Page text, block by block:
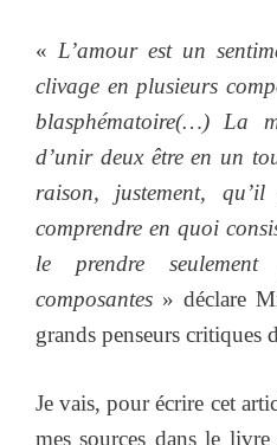
« L’amour est un
clivage en plusieurs
blasphématoire(…) La
d’unir deux être en un
raison, justement,
comprendre en quoi
le prendre
composantes » déclare
grands penseurs critiques
Je vais, pour écrire cet
mes sources dans le